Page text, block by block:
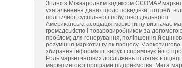
Згідно з Міжнародним кодексом ЄСОМАР
узагальнення даних щодо поведінки, потреб,
політичної, суспільної і побутової діяльності.
Американська асоціація маркетингу визначає
громадськістю і товаровиробником за
проблем; для генерування, поліпшення й
розуміння маркетингу як процесу.
збирання інформації, керує і спрямовує його
Роль маркетингових досліджень полягає в
маркетингової програми підприємства. Мета